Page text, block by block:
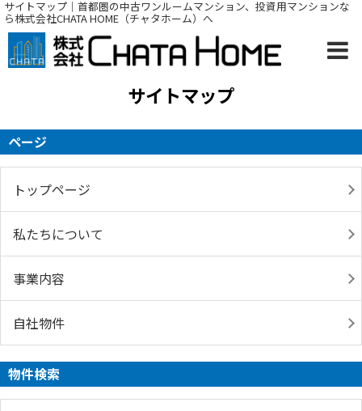
サイトマップ｜首都圏の中古ワンルームマンション、投資用マンションな
ら株式会社CHATA HOME（チャタホーム）へ
サイトマップ
ページ
トップページ
私たちについて
事業内容
自社物件
物件検索